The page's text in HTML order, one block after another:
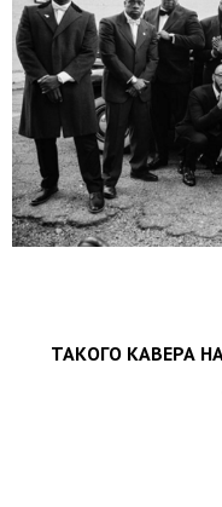
ТАКОГО КАВЕРА